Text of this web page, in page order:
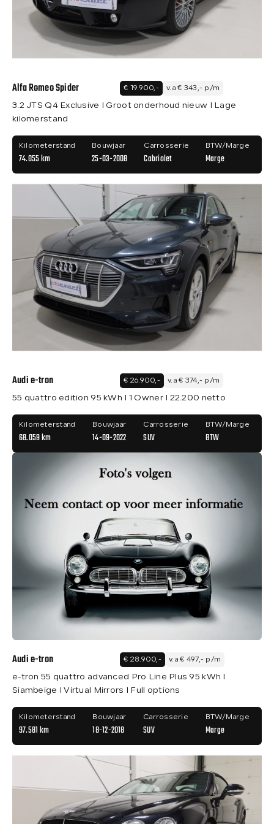
Over ons
Alfa Romeo Spider € 19.900,- v.a € 343,- p/m
3.2 JTS Q4 Exclusive I Groot onderhoud nieuw I Lage
kilomerstand
Kilometerstand
74.055 km
Bouwjaar
25-03-2008
Carrosserie
Cabriolet
BTW/Marge
Marge
Audi e-tron € 26.900,- v.a € 374,- p/m
55 quattro edition 95 kWh I 1 Owner I 22.200 netto
Kilometerstand
68.059 km
Bouwjaar
14-09-2022
Carrosserie
SUV
BTW/Marge
BTW
Audi e-tron € 28.900,- v.a € 497,- p/m
e-tron 55 quattro advanced Pro Line Plus 95 kWh I
Siambeige I Virtual Mirrors I Full options
Kilometerstand
97.581 km
Bouwjaar
18-12-2018
Carrosserie
SUV
BTW/Marge
Marge